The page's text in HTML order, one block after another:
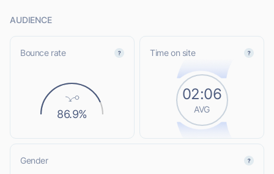
AUDIENCE
Bounce rate
86.9%
Time on site
02:06
AVG
Gender